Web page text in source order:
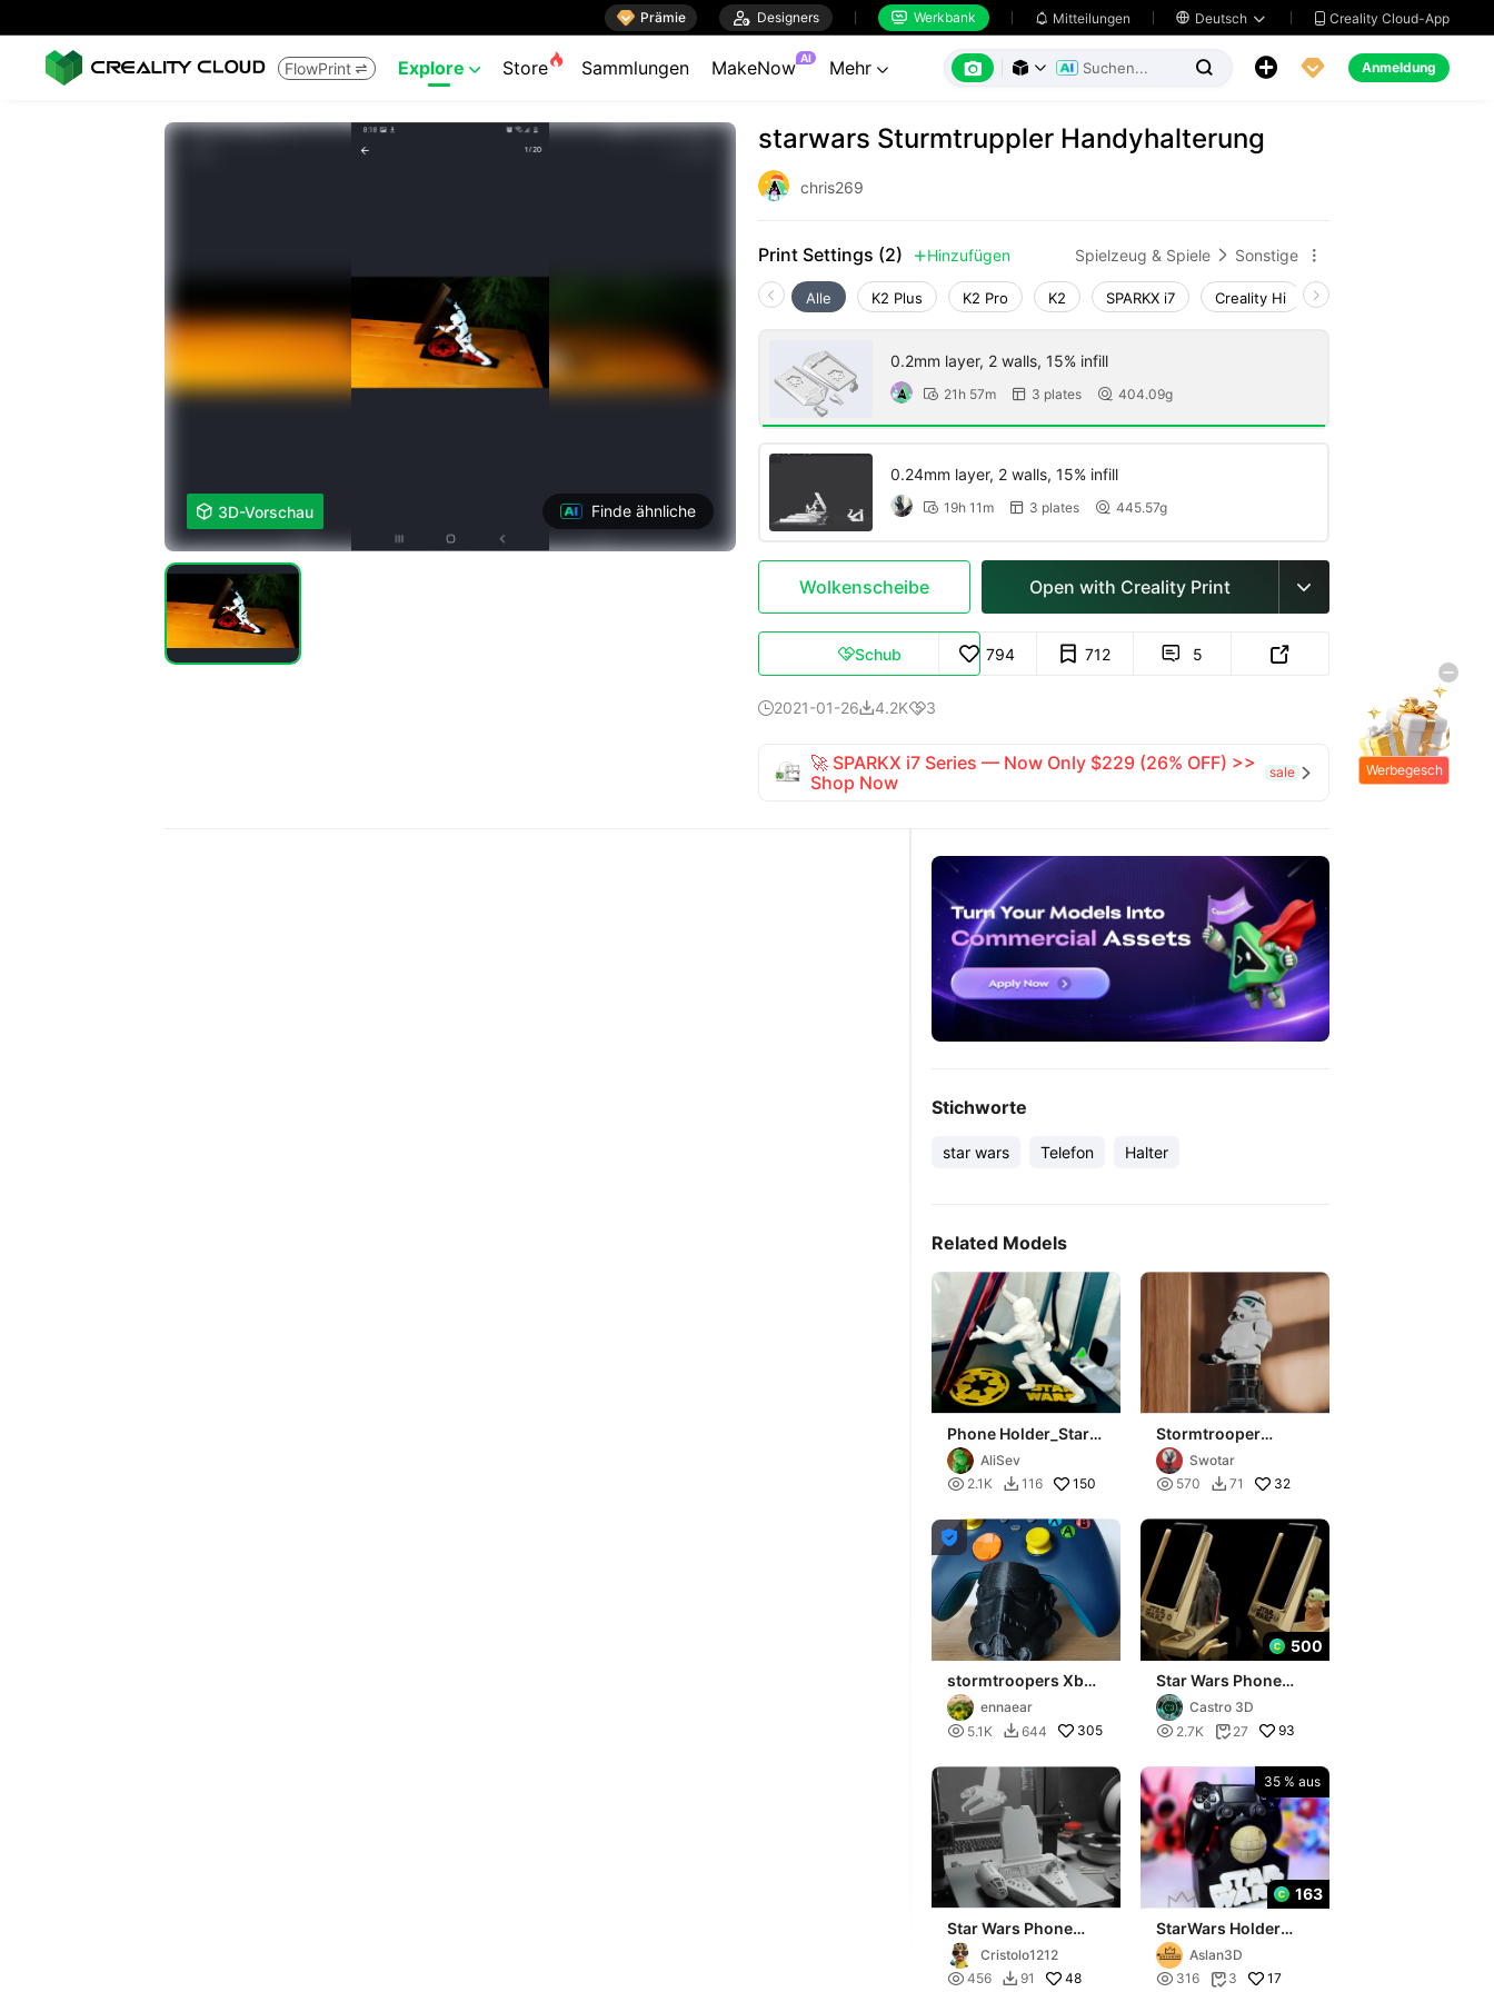
 Prämie  Designers  Werkbank  Mitteilungen  Deutsch   Creality Cloud-App
FlowPrint  Explore  Store Sammlungen MakeNow AI Mehr        Anmeldung
 3D-Vorschau Finde ähnliche
starwars Sturmtruppler Handyhalterung
chris269
Print Settings (2)  Hinzufügen Spielzeug & Spiele  Sonstige 
Alle K2 Plus K2 Pro K2 SPARKX i7 Creality Hi K1 Max 2025_CFS-C
0.2mm layer, 2 walls, 15% infill
 21h 57m  3 plates  404.09g
0.24mm layer, 2 walls, 15% infill
 19h 11m  3 plates  445.57g
Wolkenscheibe Open with Creality Print 
Schub 794 712  5 
2021-01-264.2K3
🚀 SPARKX i7 Series — Now Only $229 (26% OFF) >>
Shop Now
sale 
Stichworte
star wars Telefon Halter
Related Models
Phone Holder_Star
Wars Storm
Trooper_Remix
AliSev
 2.1K  116 150
Stormtrooper
Holder
(Mobile/Controller)
Swotar
 570  71 32

stormtroopers Xbox
controller holder
ennaear
 5.1K  644 305
500
Star Wars Phone
Holder - FAN ART
STANDCastro 3D
 2.7K  27 93
Star Wars Phone
HolderCristolo1212
 456  91 48
35 % aus
163
StarWars Holder
Controller
Aslan3D
 316  3 17
Werbegesch